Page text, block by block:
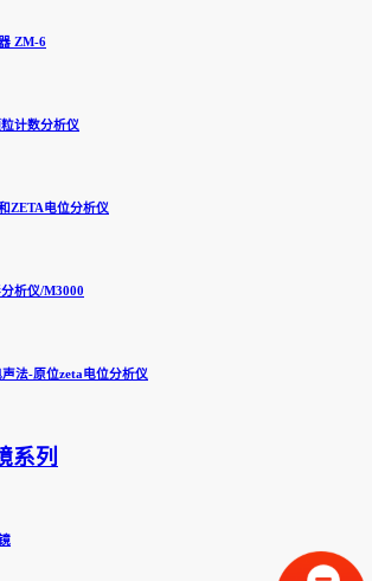
ZM-6
计数分析仪
ZETA电位分析仪
析仪/M3000
法-原位zeta电位分析仪
系列